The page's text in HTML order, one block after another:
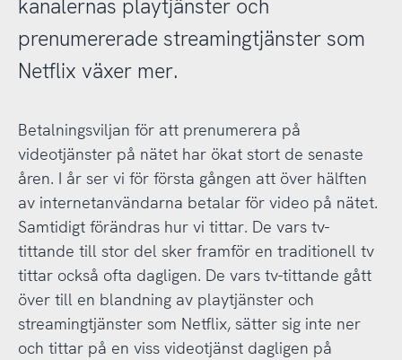
kanalernas playtjänster och
prenumererade streamingtjänster som
Netflix växer mer.
Betalningsviljan för att prenumerera på
videotjänster på nätet har ökat stort de senaste
åren. I år ser vi för första gången att över hälften
av internetanvändarna betalar för video på nätet.
Samtidigt förändras hur vi tittar. De vars tv-
tittande till stor del sker framför en traditionell tv
tittar också ofta dagligen. De vars tv-tittande gått
över till en blandning av playtjänster och
streamingtjänster som Netflix, sätter sig inte ner
och tittar på en viss videotjänst dagligen på